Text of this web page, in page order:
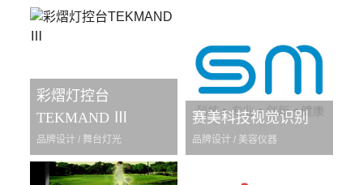
彩熠灯控台
TEKMAND Ⅲ
品牌设计 / 舞台灯光
赛美科技视觉识别
品牌设计 / 美容仪器